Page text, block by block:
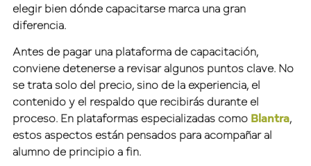
elegir bien dónde capacitarse marca una gran
diferencia.
Antes de pagar una plataforma de capacitación,
conviene detenerse a revisar algunos puntos clave. No
se trata solo del precio, sino de la experiencia, el
contenido y el respaldo que recibirás durante el
proceso. En plataformas especializadas como Blantra,
estos aspectos están pensados para acompañar al
alumno de principio a fin.